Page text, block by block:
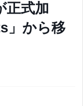
正式加
」から移